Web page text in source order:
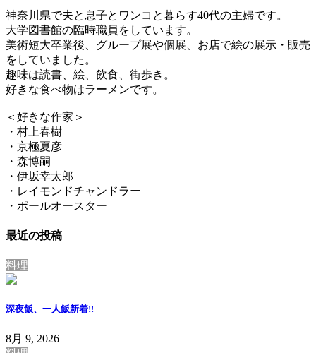
神奈川県で夫と息子とワンコと暮らす40代の主婦です。
大学図書館の臨時職員をしています。
美術短大卒業後、グループ展や個展、お店で絵の展示・販売
をしていました。
趣味は読書、絵、飲食、街歩き。
好きな食べ物はラーメンです。
＜好きな作家＞
・村上春樹
・京極夏彦
・森博嗣
・伊坂幸太郎
・レイモンドチャンドラー
・ポールオースター
最近の投稿
料理
深夜飯、一人飯新着!!
8月 9, 2026